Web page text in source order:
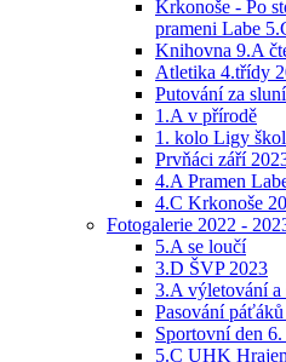
Krkonoše - Po
prameni Labe
Knihovna 9.A
Atletika 4.třídy
Putování za
1.A v přírodě
1. kolo Ligy
Prvňáci září
4.A Pramen
4.C Krkonoše
Fotogalerie 2022 -
5.A se loučí
3.D ŠVP 2023
3.A výletování a
Pasování
Sportovní den
5.C UHK